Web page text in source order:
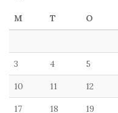
M T O
3 4 5
10 11 12
17 18 19